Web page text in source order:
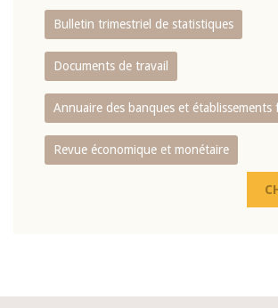
Bulletin trimestriel de statistiques
Documents de travail
Annuaire des banques et établissements
Revue économique et monétaire